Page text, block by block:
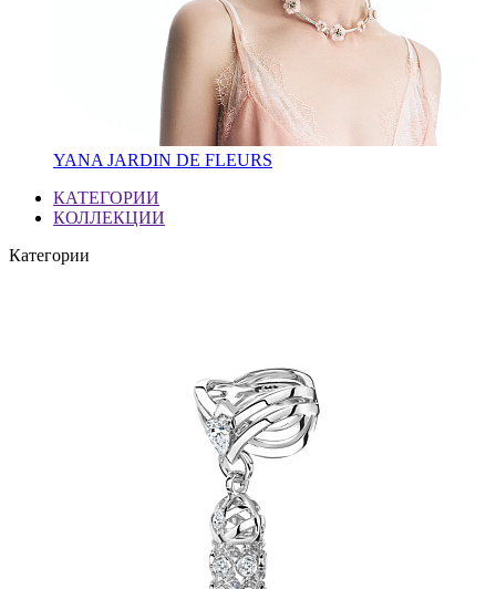
YANA JARDIN DE FLEURS
КАТЕГОРИИ
КОЛЛЕКЦИИ
Категории